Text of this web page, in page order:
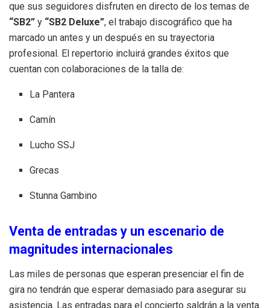
que sus seguidores disfruten en directo de los temas de
“SB2” y “SB2 Deluxe”, el trabajo discográfico que ha
marcado un antes y un después en su trayectoria
profesional . El repertorio incluirá grandes éxitos que
cuentan con colaboraciones de la talla de:
La Pantera
Camín
Lucho SSJ
Grecas
Stunna Gambino
Venta de entradas y un escenario de
magnitudes internacionales
Las miles de personas que esperan presenciar el fin de
gira no tendrán que esperar demasiado para asegurar su
asistencia. Las entradas para el concierto saldrán a la venta